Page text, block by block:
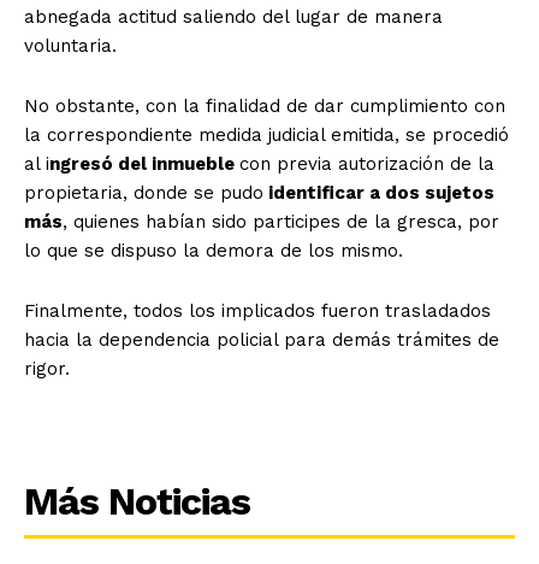
abnegada actitud saliendo del lugar de manera
voluntaria.
No obstante, con la finalidad de dar cumplimiento con
la correspondiente medida judicial emitida, se procedió
al ingresó del inmueble con previa autorización de la
propietaria, donde se pudo identificar a dos sujetos
más, quienes habían sido participes de la gresca, por
lo que se dispuso la demora de los mismo.
Finalmente, todos los implicados fueron trasladados
hacia la dependencia policial para demás trámites de
rigor.
Más Noticias